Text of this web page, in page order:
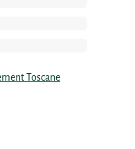
Toscane